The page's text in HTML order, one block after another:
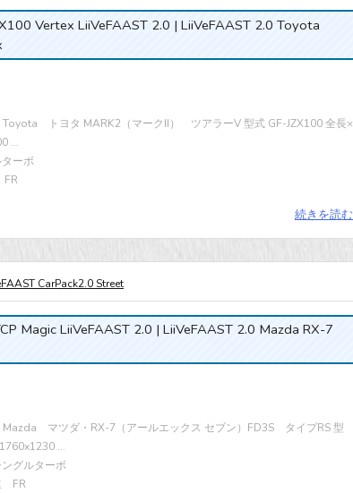
Vertex LiiVeFAAST 2.0 | LiiVeFAAST 2.0 Toyota
Toyota トヨタ MARK2（マークII） ツアラーV 型式 GF-JZX100 全長×
...
ーボ
FR
続きを読む
CarPack2.0 Street
Magic LiiVeFAAST 2.0 | LiiVeFAAST 2.0 Mazda RX-7
Mazda マツダ・RX-7（アールエックス セブン）FD3S タイプRS 型
...
グルターボ
FR